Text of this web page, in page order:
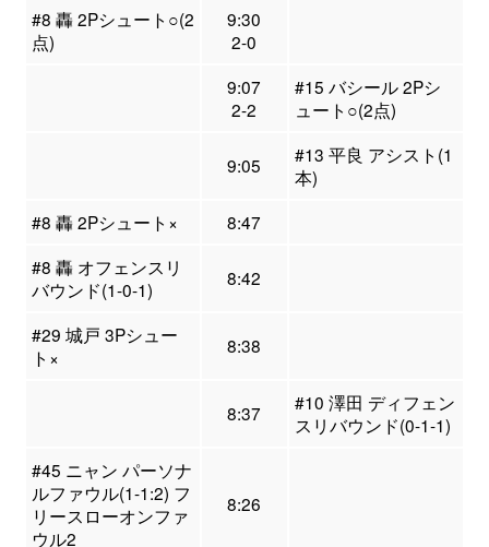
#8 轟 2Pシュート○(2
点)
9:30
2-0
9:07
2-2
#15 バシール 2Pシ
ュート○(2点)
9:05
#13 平良 アシスト(1
本)
#8 轟 2Pシュート×
8:47
#8 轟 オフェンスリ
バウンド(1-0-1)
8:42
#29 城戸 3Pシュー
ト×
8:38
8:37
#10 澤田 ディフェン
スリバウンド(0-1-1)
#45 ニャン パーソナ
ルファウル(1-1:2) フ
リースローオンファ
ウル2
8:26